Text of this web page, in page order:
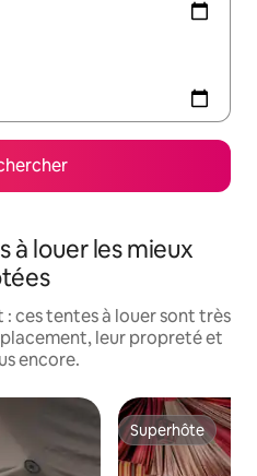
à louer les mieux
ces tentes à louer sont très
leur propreté et
encore.
Superhôte
Superhôte